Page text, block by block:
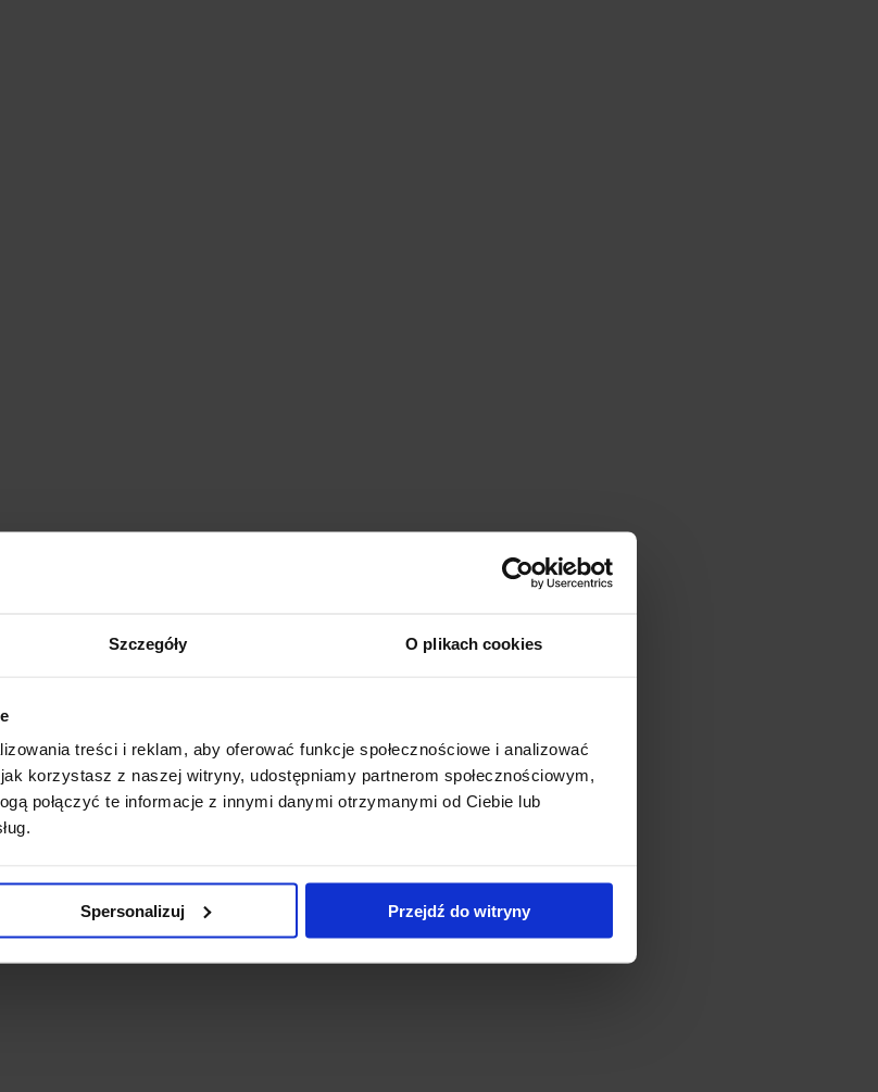
Szczegóły O plikach cookies
treści i reklam, aby oferować funkcje społecznościowe i analizować
korzystasz z naszej witryny, udostępniamy partnerom społecznościowym,
połączyć te informacje z innymi danymi otrzymanymi od Ciebie lub
Spersonalizuj Przejdź do witryny